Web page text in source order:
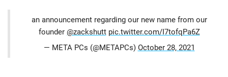
an announcement regarding our new name from our
founder @zackshutt pic.twitter.com/I7tofqPa6Z
— META PCs (@METAPCs) October 28, 2021